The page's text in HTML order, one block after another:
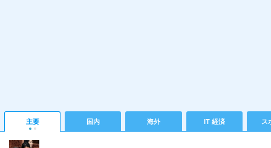
主要 国内 海外 IT 経済 ス